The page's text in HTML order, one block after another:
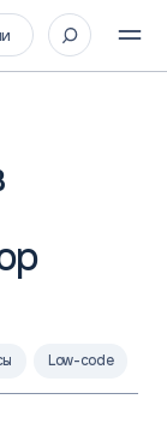
Low-code